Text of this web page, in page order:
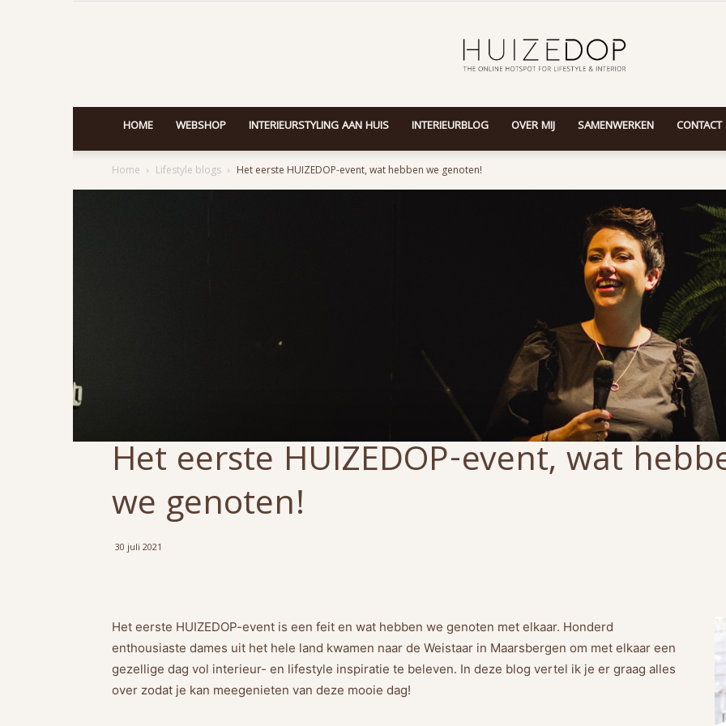
HOME WEBSHOP INTERIEURSTYLING AAN HUIS INTERIEURBLOG OVER MIJ SAMENWERKEN CONTACT
Home Lifestyle blogs Het eerste HUIZEDOP-event, wat hebben we genoten!
Het eerste HUIZEDOP-event, wat
we genoten!
30 juli 2021
Het eerste HUIZEDOP-event is een feit en wat hebben we genoten met elkaar. Honderd
enthousiaste dames uit het hele land kwamen naar de Weistaar in Maarsbergen om met elkaar een
gezellige dag vol interieur- en lifestyle inspiratie te beleven. In deze blog vertel ik je er graag alles
over zodat je kan meegenieten van deze mooie dag!